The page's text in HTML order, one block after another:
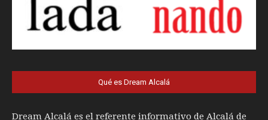
Qué es Dream Alcalá
Dream Alcalá es el referente informativo de Alcalá de